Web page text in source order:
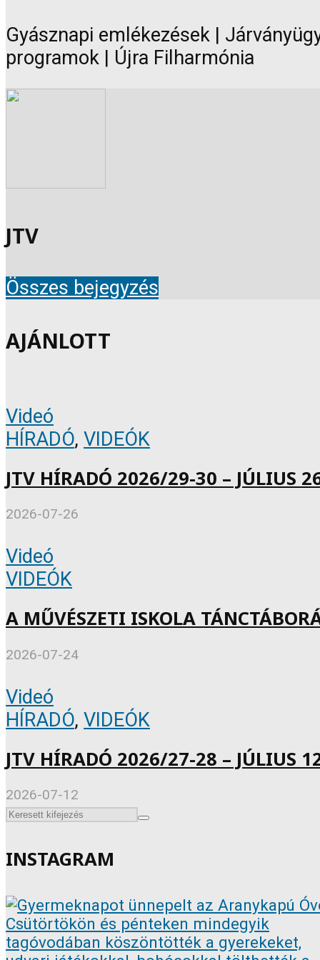
Gyásznapi emlékezések |
programok | Újra Filharmónia
JTV
Összes bejegyzés
AJÁNLOTT
Videó
HÍRADÓ, VIDEÓK
JTV HÍRADÓ 2026/29-30 – JÚLIUS
2026-07-26
Videó
VIDEÓK
A MŰVÉSZETI ISKOLA
2026-07-24
Videó
HÍRADÓ, VIDEÓK
JTV HÍRADÓ 2026/27-28 – JÚLIUS
2026-07-12
INSTAGRAM